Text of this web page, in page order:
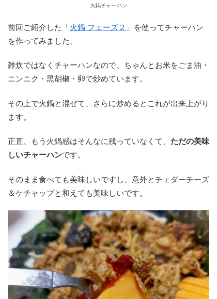
火鍋チャーハン
前回ご紹介した「火鍋 フェーズ２ 」を使ってチャーハン
を作ってみました。
雑炊ではなくチャーハンなので、ちゃんとお米をごま油・
ニンニク・黒胡椒・卵で炒めています。
その上で火鍋と混ぜて、さらに炒めるとこれが出来上がり
ます。
正直、もう火鍋感はそんなに残っていなくて、 ただの美味
しいチャーハンです。
そのまま食べても美味しいですし、意外とチェダーチーズ
＆ケチャップと和えても美味しいです。